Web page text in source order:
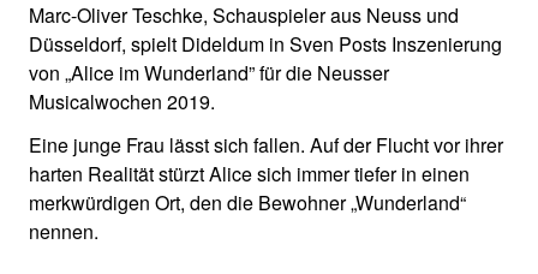
Marc-Oliver Teschke, Schauspieler aus Neuss und
Düsseldorf, spielt Dideldum in Sven Posts Inszenierung
von „Alice im Wunderland” für die Neusser
Musicalwochen 2019.
Eine junge Frau lässt sich fallen. Auf der Flucht vor ihrer
harten Realität stürzt Alice sich immer tiefer in einen
merkwürdigen Ort, den die Bewohner „Wunderland“
nennen.